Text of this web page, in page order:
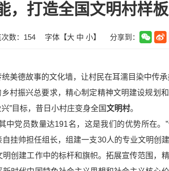
，打造全国文明村样板
数： 154 字体【大 中 小】 分享到：
美德故事的文化墙，让村民在耳濡目染中传承
村振兴总要求，精心制定精神文明建设规划
”目标，昔日小村庄变身全国文明村。
中党员数量达191名，这是我们的优势所在。
挂帅担任组长，组建一支30人的专业文明创
创建工作中的标杆和旗帜。拓展宣传范围，精